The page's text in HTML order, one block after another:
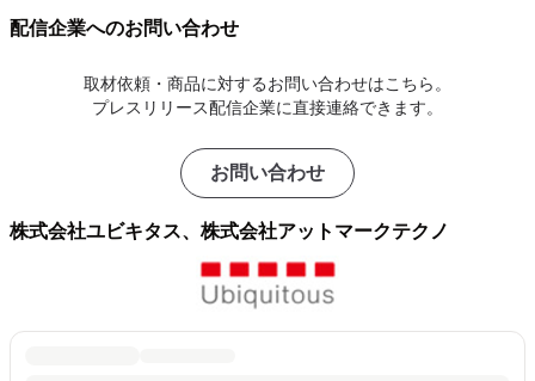
配信企業へのお問い合わせ
取材依頼・商品に対するお問い合わせはこちら。
プレスリリース配信企業に直接連絡できます。
お問い合わせ
株式会社ユビキタス、株式会社アットマークテクノ